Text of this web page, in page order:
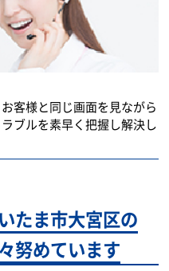
客様と同じ画面を見ながら
ブルを素早く把握し解決し
たま市大宮区の
努めています